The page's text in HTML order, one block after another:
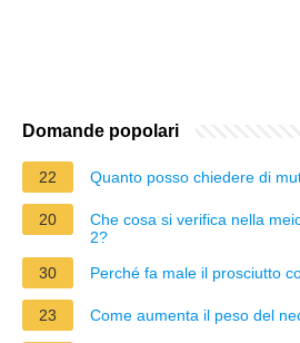
Domande popolari
22 Quanto posso chiedere di
20
Che cosa si verifica nella
2?
30
Perché fa male il prosciutto
23 Come aumenta il peso del